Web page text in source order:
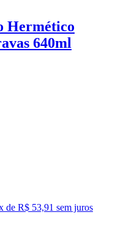
Hermético
640ml
de R$ 53,91 sem juros